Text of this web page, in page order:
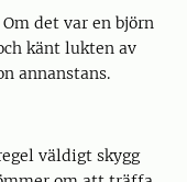
det var en björn
känt lukten av
annanstans.
väldigt skygg